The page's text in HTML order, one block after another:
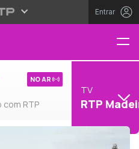
Entrar
com RTP
NO AR
TV
RTP